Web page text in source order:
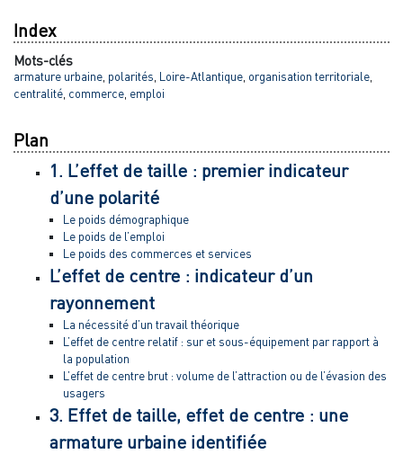
Index
Mots-clés
armature urbaine polarités Loire-Atlantique organisation territoriale
centralité commerce emploi
Plan
1. L’effet de taille : premier indicateur
d’une polarité
Le poids démographique
Le poids de l’emploi
Le poids des commerces et services
L’effet de centre : indicateur d’un
rayonnement
La nécessité d’un travail théorique
L’effet de centre relatif : sur et sous-équipement par rapport à
la population
L’effet de centre brut : volume de l’attraction ou de l’évasion des
usagers
3. Effet de taille, effet de centre : une
armature urbaine identifiée